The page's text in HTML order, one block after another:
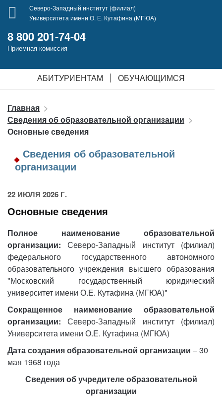
Северо-Западный институт (филиал)
Университета имени О. Е. Кутафина (МГЮА)
8 800 201-74-04
Приемная комиссия
АБИТУРИЕНТАМ ОБУЧАЮЩИМСЯ
Главная
Сведения об образовательной организации
Основные сведения
Сведения об образовательной
организации
22 ИЮЛЯ 2026 Г.
Основные сведения
Полное наименование образовательной
организации: Северо-Западный институт (филиал)
федерального государственного автономного
образовательного учреждения высшего образования
"Московский государственный юридический
университет имени О.Е. Кутафина (МГЮА)"
Сокращенное наименование образовательной
организации:Северо-Западный институт (филиал)
Университета имени О.Е. Кутафина (МГЮА)
Дата создания образовательной организации – 30
мая 1968 года
Сведения об учредителе образовательной
организации